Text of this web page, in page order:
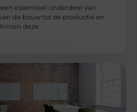
essentieel onderdeel van
de bouw tot de productie en
deze